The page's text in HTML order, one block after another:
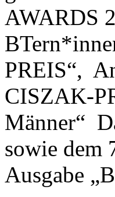
AWARDS
PREIS“,
CISZAK-
Männer“
sowie dem
Ausgabe